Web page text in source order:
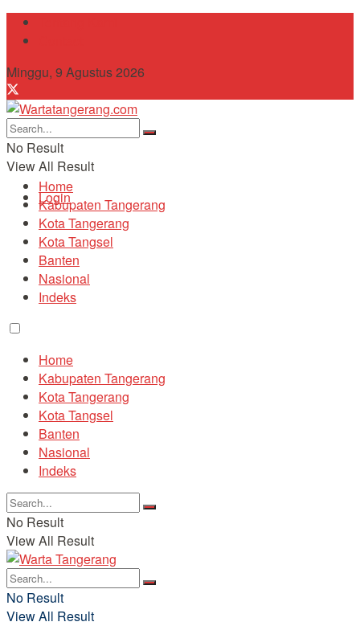
Minggu, 9 Agustus 2026
No Result
View All Result
Login
Home
Kabupaten Tangerang
Kota Tangerang
Kota Tangsel
Banten
Nasional
Indeks
Home
Kabupaten Tangerang
Kota Tangerang
Kota Tangsel
Banten
Nasional
Indeks
No Result
View All Result
No Result
View All Result